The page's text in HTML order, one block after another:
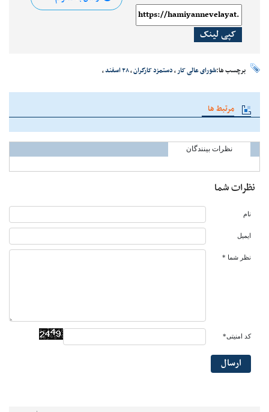
کپی لینک
برچسب ها:شورای عالی کار،دستمزد کارگران،۲۸ اسفند ،
مرتبط ها
نظرات بینندگان
نظرات شما
نام
ایمیل
نظر شما *
کد امنیتی*
ارسال